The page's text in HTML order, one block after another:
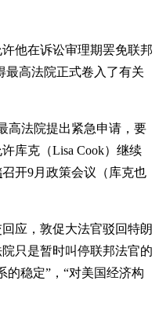
他在诉讼审理期罢免联邦
最高法院正式卷入了有关
高法院提出紧急申请，要
库克（Lisa Cook）继续
召开9月政策会议（库克也
应，敦促大法官驳回特朗
只是暂时叫停联邦法官的
的稳定”，“对美国经济构